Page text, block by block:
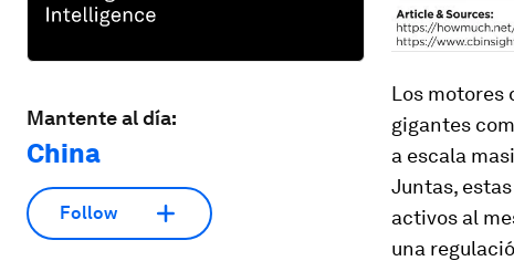
Mantente al día:
China
Follow
Los motores
gigantes
a escala
Juntas,
activos al
una